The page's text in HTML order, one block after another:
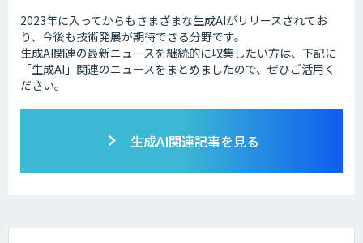
2023年に入ってからもさまざまな生成AIがリリースされてお
り、今後も技術発展が期待できる分野です。
生成AI関連の最新ニュースを継続的に収集したい方は、下記に
「生成AI」関連のニュースをまとめましたので、ぜひご活用く
ださい。
生成AI関連記事を見る